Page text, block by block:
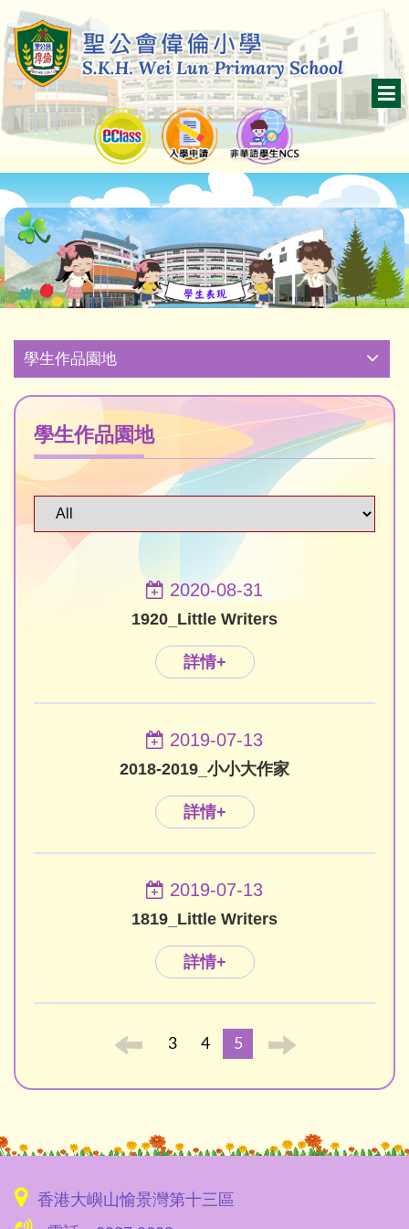
學生作品園地
學生作品園地
2020-08-31
1920_Little Writers
詳情+
2019-07-13
2018-2019_小小大作家
詳情+
2019-07-13
1819_Little Writers
詳情+
3 4 5
香港大嶼山愉景灣第十三區